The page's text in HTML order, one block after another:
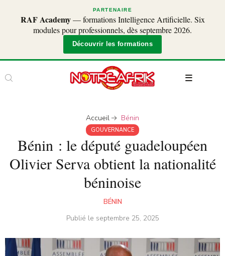
PARTENAIRE
RAF Academy— formations Intelligence Artificielle. Six
modules pour professionnels, dès septembre 2026.
Découvrir les formations
Accueil Bénin
GOUVERNANCE
Bénin : le député guadeloupéen
Olivier Serva obtient la nationalité
béninoise
BÉNIN
Publié le septembre 25, 2025